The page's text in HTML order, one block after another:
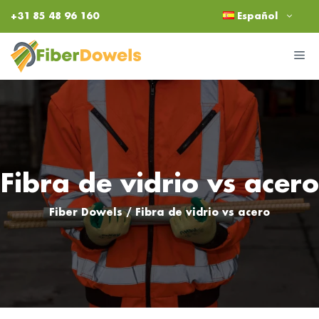
Saltar
contenido
+31 85 48 96 160 Español
Fibra de vidrio vs acero
Fiber Dowels/Fibra de vidrio vs acero